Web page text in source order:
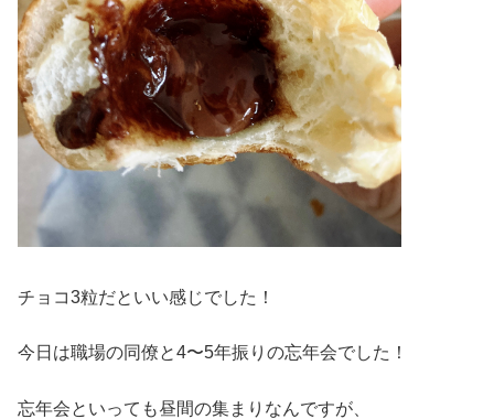
チョコ3粒だといい感じでした！
今日は職場の同僚と4〜5年振りの忘年会でした！
忘年会といっても昼間の集まりなんですが、